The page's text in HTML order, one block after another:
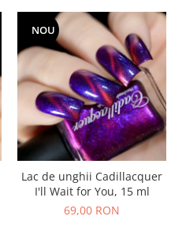
NOU
Lac de unghii Cadillacquer
I'll Wait for You, 15 ml
69,00 RON